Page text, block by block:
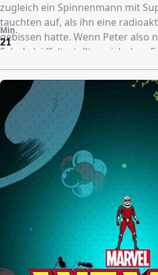
zugleich ein Spinnenmann mit
tauchten auf, als ihn eine
gebissen hatte. Wenn Peter also
Schule büffelt, stellt er sich dem
bösen Skorpion entgegen, der
Daheim geht er einer ganz
hat der Spinnenbiss wirklich mit
wagt ein wissenschaftliches
Disney)
21
Min.